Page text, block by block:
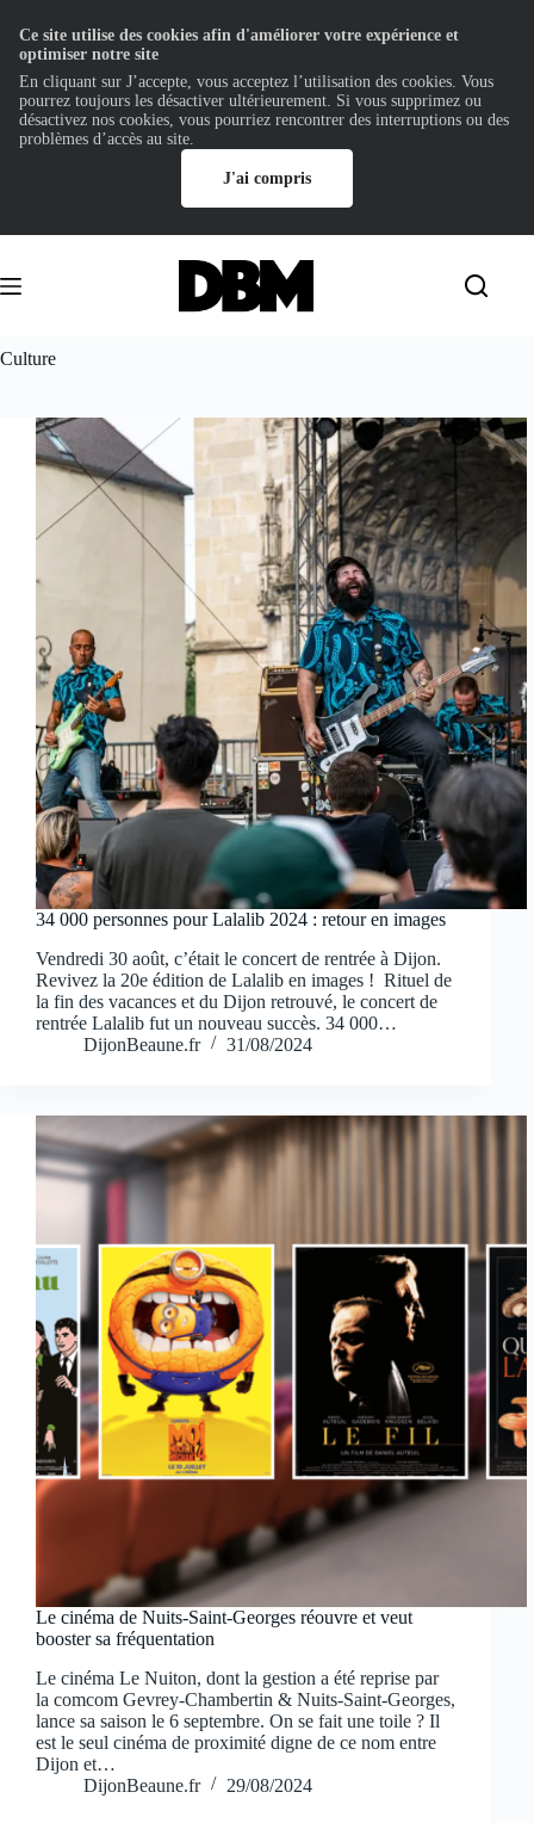
contenu
Culture
34 000 personnes pour Lalalib 2024 : retour en images
Vendredi 30 août, c’était le concert de rentrée à Dijon.
Revivez la 20e édition de Lalalib en images ! Rituel de
la fin des vacances et du Dijon retrouvé, le concert de
rentrée Lalalib fut un nouveau succès. 34 000…
DijonBeaune.fr
31/08/2024
Le cinéma de Nuits-Saint-Georges réouvre et veut
booster sa fréquentation
Le cinéma Le Nuiton, dont la gestion a été reprise par
la comcom Gevrey-Chambertin & Nuits-Saint-Georges,
lance sa saison le 6 septembre. On se fait une toile ? Il
est le seul cinéma de proximité digne de ce nom entre
Dijon et…
DijonBeaune.fr
29/08/2024
Ce site utilise des cookies afin d'améliorer votre expérience et
optimiser notre site
En cliquant sur J’accepte, vous acceptez l’utilisation des cookies. Vous
pourrez toujours les désactiver ultérieurement. Si vous supprimez ou
désactivez nos cookies, vous pourriez rencontrer des interruptions ou des
problèmes d’accès au site.
J'ai compris